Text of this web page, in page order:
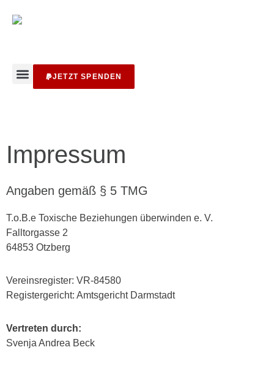
JETZT SPENDEN
Impressum
Angaben gemäß § 5 TMG
T.o.B.e Toxische Beziehungen überwinden e. V.
Falltorgasse 2
64853 Otzberg
Vereinsregister: VR-84580
Registergericht: Amtsgericht Darmstadt
Vertreten durch:
Svenja Andrea Beck